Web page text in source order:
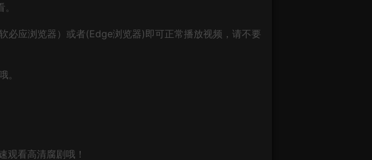
必应浏览器）或者(Edge浏览器)即可正常播放视频，请不要
。
观看高清腐剧哦！